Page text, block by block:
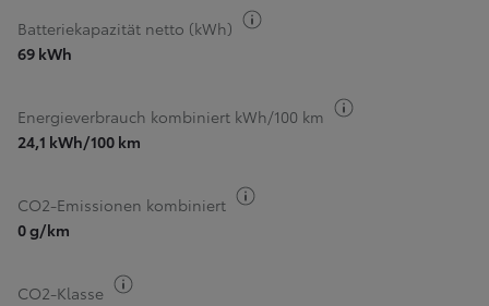
Batteriekapazität netto (kWh)
69 kWh
Energieverbrauch kombiniert kWh/100 km
24,1 kWh/100 km
CO2-Emissionen kombiniert
0 g/km
CO2-Klasse